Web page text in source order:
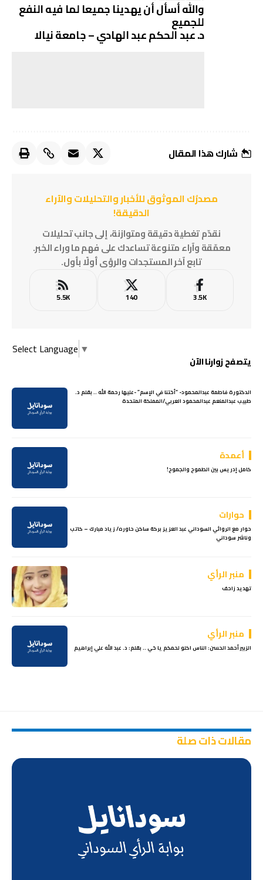
والله أسأل أن يهدينا جميعا لما فيه النفع
للجميع
د. عبد الحكم عبد الهادي – جامعة نيالا
شارك هذا المقال
مصدرُك الموثوق للأخبار والتحليلات والآراء
الدقيقة!
نقدّم تغطية دقيقة ومتوازنة، إلى جانب تحليلات
معمّقة وآراء متنوعة تساعدك على فهم ما وراء الخبر.
تابع آخر المستجدات والرؤى أولًا بأول.
3.5K
140
5.5K
Select Language ▼
يتصفح زوارنا الآن
الدكتورة فاطمة عبدالمحمود- “أختنا في الإسم” -عليها رحمة الله .. بقلم د.
طبيب عبدالمنعم عبدالمحمود العربي/المملكة المتحدة
أعمدة
كامل إدريس بين الطموح والجموح!
حوارات
حوار مع الروائي السوداني عبد العزيز بركة ساكن حاوره/ زياد مبارك – كاتب
وناشر سوداني
منبر الرأي
تهديد زاحف
منبر الرأي
الزبير أحمد الحسن: الناس اكلو لحمكم يا خي .. بقلم: د. عبد الله علي إبراهيم
مقالات ذات صلة